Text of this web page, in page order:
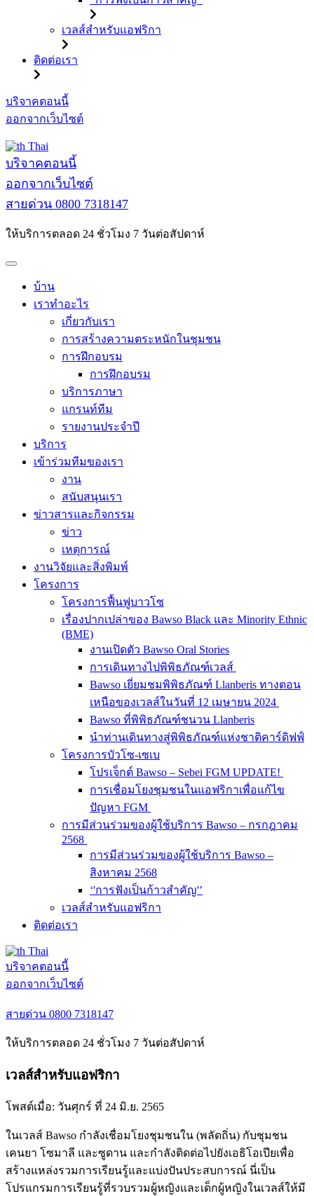
เวลส์สำหรับแอฟริกา
ติดต่อเรา
ข้าม
ไป
เนื้อหา
บริจาคตอนนี้
ออกจากเว็บไซต์
Thai
บริจาคตอนนี้
ออกจากเว็บไซต์
สายด่วน 0800 7318147
ให้บริการตลอด 24 ชั่วโมง 7 วันต่อสัปดาห์
บ้าน
เราทำอะไร
เกี่ยวกับเรา
การสร้างความตระหนักในชุมชน
การฝึกอบรม
การฝึกอบรม
บริการภาษา
แกรนท์ทีม
รายงานประจำปี
บริการ
เข้าร่วมทีมของเรา
งาน
สนับสนุนเรา
ข่าวสารและกิจกรรม
ข่าว
เหตุการณ์
งานวิจัยและสิ่งพิมพ์
โครงการ
โครงการฟื้นฟูบาวโซ
เรื่องปากเปล่าของ Bawso Black และ Minority Ethnic
(BME)
งานเปิดตัว Bawso Oral Stories
การเดินทางไปพิพิธภัณฑ์เวลส์
Bawso เยี่ยมชมพิพิธภัณฑ์ Llanberis ทางตอน
เหนือของเวลส์ในวันที่ 12 เมษายน 2024
Bawso ที่พิพิธภัณฑ์ชนวน Llanberis
นำท่านเดินทางสู่พิพิธภัณฑ์แห่งชาติคาร์ดิฟฟ์
โครงการบัวโซ-เซเบ
โปรเจ็กต์ Bawso – Sebei FGM UPDATE!
การเชื่อมโยงชุมชนในแอฟริกาเพื่อแก้ไข
ปัญหา FGM
การมีส่วนร่วมของผู้ใช้บริการ Bawso – กรกฎาคม
2568
การมีส่วนร่วมของผู้ใช้บริการ Bawso –
สิงหาคม 2568
‘'การฟังเป็นก้าวสำคัญ'’
เวลส์สำหรับแอฟริกา
ติดต่อเรา
Thai
บริจาคตอนนี้
ออกจากเว็บไซต์
สายด่วน 0800 7318147
ให้บริการตลอด 24 ชั่วโมง 7 วันต่อสัปดาห์
เวลส์สำหรับแอฟริกา
โพสต์เมื่อ: วันศุกร์ ที่ 24 มิ.ย. 2565
ในเวลส์ Bawso กำลังเชื่อมโยงชุมชนใน (พลัดถิ่น) กับชุมชน
เคนยา โซมาลี และซูดาน และกำลังติดต่อไปยังเอธิโอเปียเพื่อ
สร้างแหล่งรวมการเรียนรู้และแบ่งปันประสบการณ์ นี่เป็น
โปรแกรมการเรียนรู้ที่รวบรวมผู้หญิงและเด็กผู้หญิงในเวลส์ให้มี